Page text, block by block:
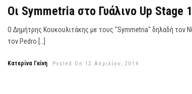
Οι Symmetria στο Γυάλινο Up Stage
Ο Δημήτρης Κουκουλιτάκης με τους "Symmetria" δηλαδή τον
τον Pedro […]
Κατερίνα Γκίνη Posted On 12 Απριλίου, 2014